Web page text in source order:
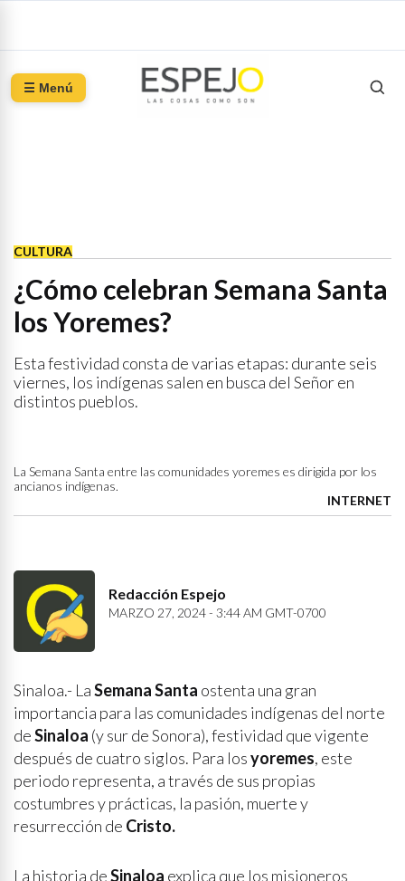
☰ Menú
CULTURA
¿Cómo celebran Semana Santa
los Yoremes?
Esta festividad consta de varias etapas: durante seis
viernes, los indígenas salen en busca del Señor en
distintos pueblos.
La Semana Santa entre las comunidades yoremes es dirigida por los
ancianos indígenas.
INTERNET
Redacción Espejo
MARZO 27, 2024 - 3:44 AM GMT-0700
Sinaloa.- LaSemana Santa ostenta una gran
importancia para las comunidades indígenas del norte
deSinaloa (y sur de Sonora), festividad que vigente
después de cuatro siglos. Para losyoremes, este
periodo representa, a través de sus propias
costumbres y prácticas, la pasión, muerte y
resurrección de Cristo.
La historia deSinaloa explica que los misioneros